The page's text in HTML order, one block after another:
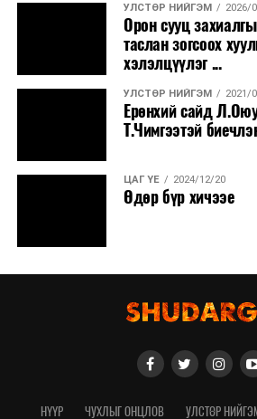
УЛСТӨР НИЙГЭМ 2026/
Орон сууц
таслан зогсоох
хэлэлцүүлэг ...
УЛСТӨР НИЙГЭМ 2021/
Ерөнхий сайд
Т.Чимгээтэй
ЦАГ ҮЕ 2024/12/20
Өдөр бүр хичээе
НҮҮР ЧУХЛЫГ ОНЦЛОВ УЛСТӨР